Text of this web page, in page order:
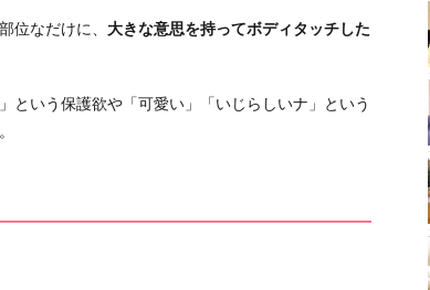
位なだけに、 大きな意思を持ってボディタッチした
という保護欲や「可愛い」「いじらしいナ」という